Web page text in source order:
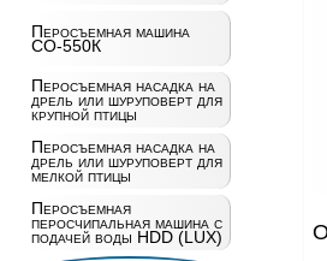
Перосъемная машина
СО-550К
Перосъемная насадка на
дрель или шуруповерт для
крупной птицы
Перосъемная насадка на
дрель или шуруповерт для
мелкой птицы
Перосъемная
перосчипальная машина с
подачей воды HDD (LUX)